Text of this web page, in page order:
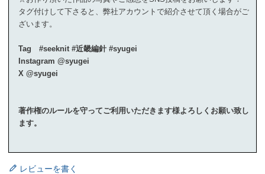
タグ付けして下さると、弊社アカウントで紹介させて頂く場合がご
ざいます。
Tag #seeknit #近畿編針 #syugei
Instagram @syugei
X @syugei
著作権のルールを守ってご利用いただきます様よろしくお願い致し
ます。
レビューを書く